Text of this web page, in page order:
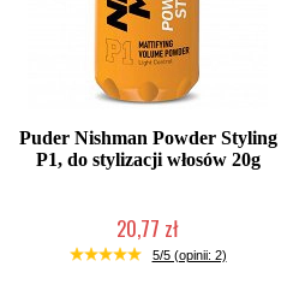
Puder Nishman Powder Styling
P1, do stylizacji włosów 20g
20,77 zł
Duża ilość (wysyłka w 24h)
5/5 (opinii: 2)